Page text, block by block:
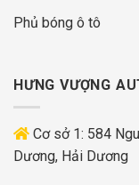
Phủ bóng ô tô
HƯNG VƯỢNG
Cơ sở 1: 584
Dương, Hải Dương